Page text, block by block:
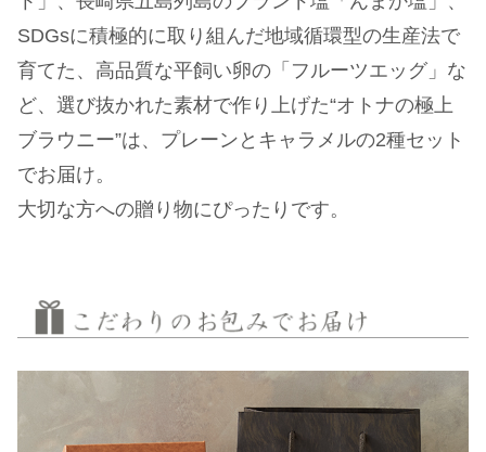
SDGsに積極的に取り組んだ地域循環型の生産法で
育てた、高品質な平飼い卵の「フルーツエッグ」な
ど、選び抜かれた素材で作り上げた“オトナの極上
ブラウニー”は、プレーンとキャラメルの2種セット
でお届け。
大切な方への贈り物にぴったりです。